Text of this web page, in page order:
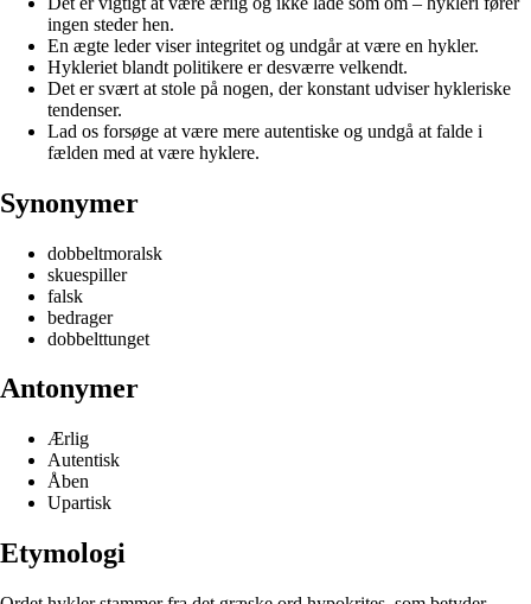
ingen steder hen.
En ægte leder viser integritet og undgår at være en hykler.
Hykleriet blandt politikere er desværre velkendt.
Det er svært at stole på nogen, der konstant udviser hykleriske
tendenser.
Lad os forsøge at være mere autentiske og undgå at falde i
fælden med at være hyklere.
Synonymer
dobbeltmoralsk
skuespiller
falsk
bedrager
dobbelttunget
Antonymer
Ærlig
Autentisk
Åben
Upartisk
Etymologi